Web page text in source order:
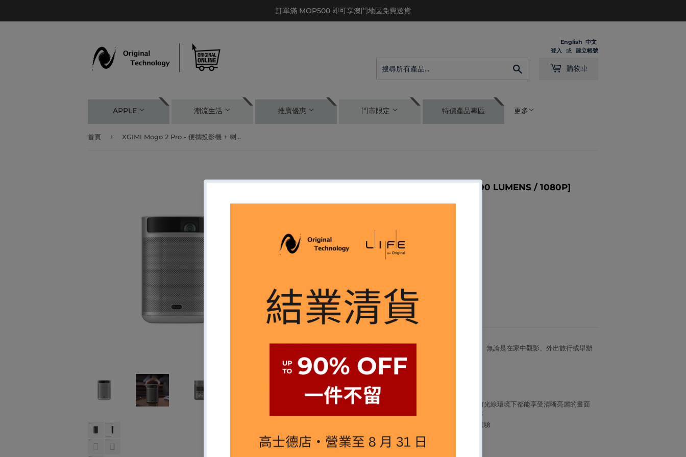
訂單滿 MOP500 即可享澳門地區免費送貨
English 中文
登入
或 建立帳號
購物車
APPLE 潮流生活 推廣優惠 門市限定 特價產品專區 更多
首頁 › XGIMI Mogo 2 Pro - 便攜投影機 + 喇叭 [400 Lumens / 1080P]
XGIMI MOGO 2 PRO - 便攜投影機 + 喇叭 [400 LUMENS / 1080P]
MOP$3,79800MOP$3,798.00
數量
售完
XGIMI MoGo 2 Pro 是一款具有卓越影音表現的便攜式投影機。無論是在家中觀影、外出旅行或舉辦
聚會，MoGo 2 Pro 都能為您帶來震撼的影音體驗。
🔸 1080P 解析度及 400 ISO Lumens 的高亮度，讓您在任何光線環境下都能享受清晰亮麗的畫面
🔸 支援官方 Android TV 系統，可安裝多達 5000 個應用程序
🔸 搭載 D65 色溫標準和 DCI-P3 色域，帶來好萊塢級的色彩體驗
🔸 內建升級版的 ISA 2.0 技術，自動校正畫面，無縫投影
🔸 配備 3D ToF 模組，環境自適應功能，讓投影更智能更準確